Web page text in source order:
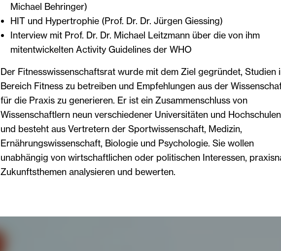
Michael Behringer)
HIT und Hypertrophie (Prof. Dr. Dr. Jürgen Giessing)
Interview mit Prof. Dr. Dr. Michael Leitzmann über die von ihm
mitentwickelten Activity Guidelines der WHO
Der Fitnesswissenschaftsrat wurde mit dem Ziel gegründet, Studien
Bereich Fitness zu betreiben und Empfehlungen aus der
für die Praxis zu generieren. Er ist ein Zusammenschluss von
Wissenschaftlern neun verschiedener Universitäten und Hochschulen
und besteht aus Vertretern der Sportwissenschaft, Medizin,
Ernährungswissenschaft, Biologie und Psychologie. Sie wollen
unabhängig von wirtschaftlichen oder politischen Interessen,
Zukunftsthemen analysieren und bewerten.